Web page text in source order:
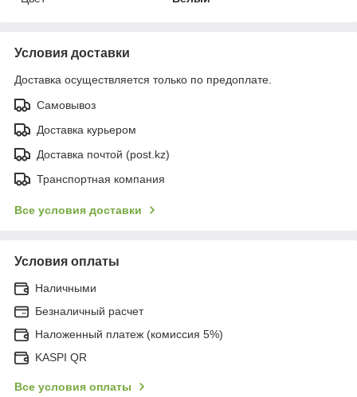
Условия доставки
Доставка осуществляется только по предоплате.
Самовывоз
Доставка курьером
Доставка почтой (post.kz)
Транспортная компания
Все условия доставки
Условия оплаты
Наличными
Безналичный расчет
Наложенный платеж (комиссия 5%)
KASPI QR
Все условия оплаты